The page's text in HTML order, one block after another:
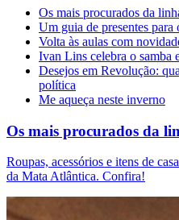
Os mais procurados da
Um guia de presentes para
Volta às aulas com
Ivan Lins celebra o samba
Desejos em Revolução:
política
Me aqueça neste inverno
Os mais procurados da
Roupas, acessórios e itens de
da Mata Atlântica. Confira!